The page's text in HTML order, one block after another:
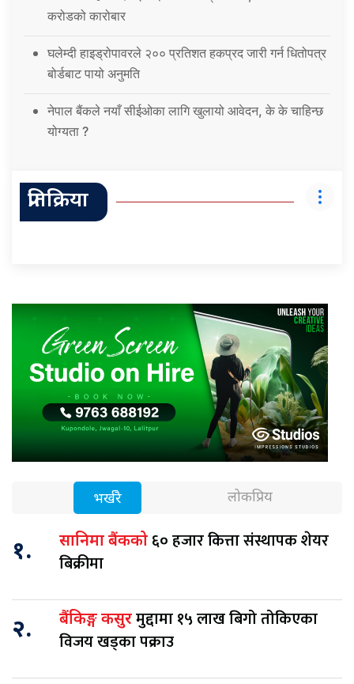
करोडको कारोबार
घलेम्दी हाइड्रोपावरले २०० प्रतिशत हकप्रद जारी गर्न धितोपत्र
बोर्डबाट पायो अनुमति
नेपाल बैंकले नयाँ सीईओका लागि खुलायो आवेदन, के के चाहिन्छ
योग्यता ?
प्रतिक्रिया
भर्खरै लोकप्रिय
१. सानिमा बैंकको ६० हजार कित्ता संस्थापक शेयर
बिक्रीमा
२. बैंकिङ्ग कसुरमुद्दामा १५ लाख बिगो तोकिएका
विजय खड्का पक्राउ